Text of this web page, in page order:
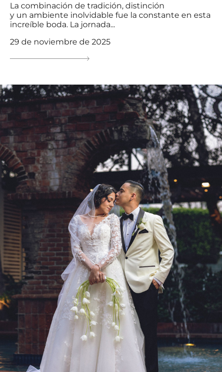
La combinación de tradición, distinción
y un ambiente inolvidable fue la constante en esta
increíble boda. La jornada...
29 de noviembre de 2025